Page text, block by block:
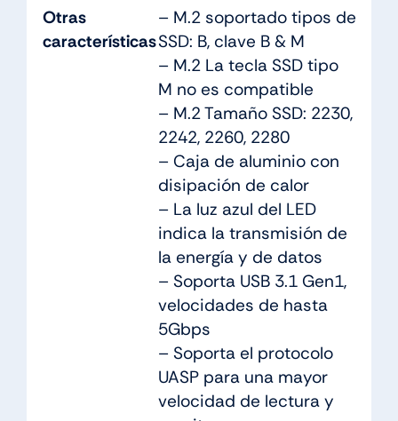
Otras
características
– M.2 soportado tipos de
SSD: B, clave B & M
– M.2 La tecla SSD tipo
M no es compatible
– M.2 Tamaño SSD: 2230,
2242, 2260, 2280
– Caja de aluminio con
disipación de calor
– La luz azul del LED
indica la transmisión de
la energía y de datos
– Soporta USB 3.1 Gen1,
velocidades de hasta
5Gbps
– Soporta el protocolo
UASP para una mayor
velocidad de lectura y